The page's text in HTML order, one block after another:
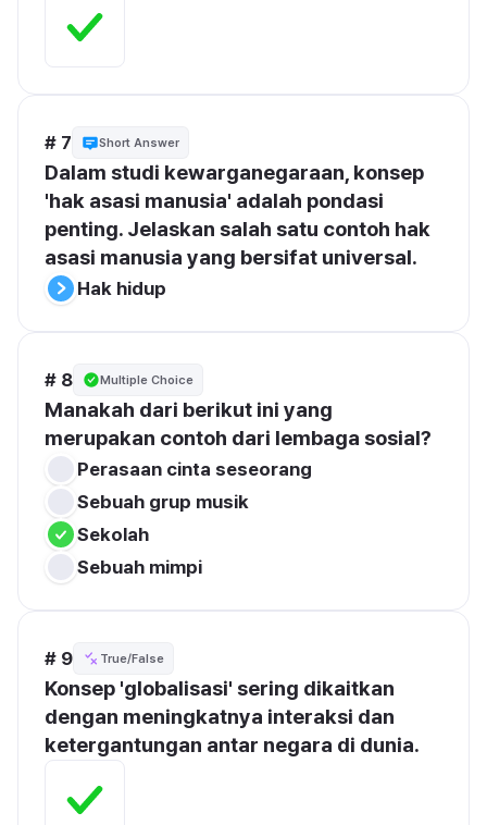
# 7 Short Answer
Dalam studi kewarganegaraan, konsep
'hak asasi manusia' adalah pondasi
penting. Jelaskan salah satu contoh hak
asasi manusia yang bersifat universal.
Hak hidup
# 8 Multiple Choice
Manakah dari berikut ini yang
merupakan contoh dari lembaga sosial?
Perasaan cinta seseorang
Sebuah grup musik
Sekolah
Sebuah mimpi
# 9 True/False
Konsep 'globalisasi' sering dikaitkan
dengan meningkatnya interaksi dan
ketergantungan antar negara di dunia.